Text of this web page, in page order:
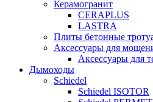
Керамогранит
CERAPLUS
LASTRA
Плиты бетонные
Аксессуары для
Аксессуары для
Дымоходы
Schiedel
Schiedel ISOTOR